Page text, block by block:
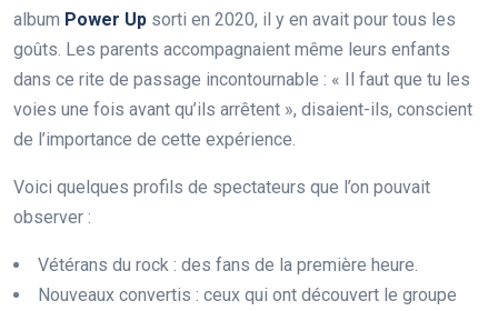
album Power Up sorti en 2020, il y en avait pour tous les
goûts. Les parents accompagnaient même leurs enfants
dans ce rite de passage incontournable : « Il faut que tu les
voies une fois avant qu’ils arrêtent », disaient-ils, conscient
de l’importance de cette expérience.
Voici quelques profils de spectateurs que l’on pouvait
observer :
Vétérans du rock : des fans de la première heure.
Nouveaux convertis : ceux qui ont découvert le groupe